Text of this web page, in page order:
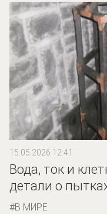
15.05.2026 12:41
Вода, ток и
детали о
В МИРЕ